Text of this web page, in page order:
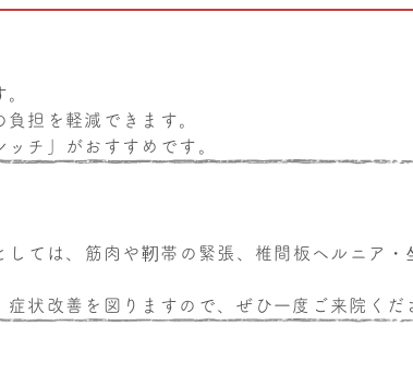
担を軽減できます。
チ」がおすすめです。
ては、筋肉や靭帯の緊張、椎間板ヘルニア
状改善を図りますので、ぜひ一度ご来院くだ